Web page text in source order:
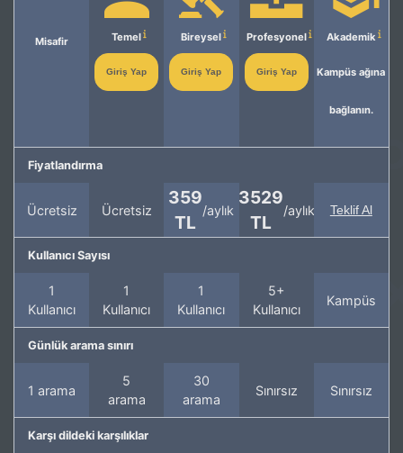
Misafir Temel
Giriş Yap
Bireysel
Giriş Yap
Profesyonel
Giriş Yap
Akademik
Kampüs ağına
bağlanın.
Fiyatlandırma
Ücretsiz Ücretsiz
359
TL
/aylık
3529
TL
/aylık Teklif Al
Kullanıcı Sayısı
1
Kullanıcı
1
Kullanıcı
1
Kullanıcı
5+
Kullanıcı
Kampüs
Günlük arama sınırı
1 arama
5
arama
30
arama
Sınırsız Sınırsız
Karşı dildeki karşılıklar